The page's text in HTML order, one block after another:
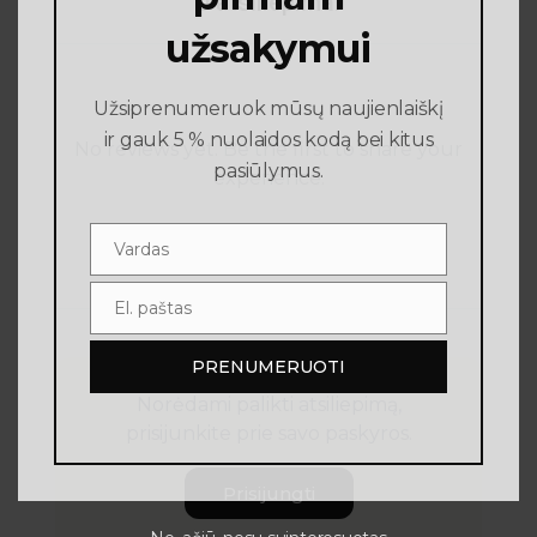
No reviews yet. Be the first to share your
experience.
užsakymui
Užsiprenumeruok mūsų naujienlaiškį
ir gauk 5 % nuolaidos kodą bei kitus
pasiūlymus.
Vardas
Vardas
paštas
El. paštas
PRENUMERUOTI